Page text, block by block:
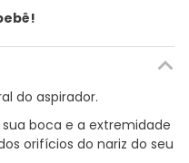
do aspirador.
boca e a extremidade
orifícios do nariz do seu